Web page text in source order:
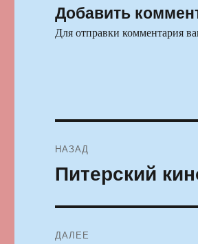
Добавить
Для отправки комментария
по
НАЗАД
Предыдущая
Питерский
ДАЛЕЕ